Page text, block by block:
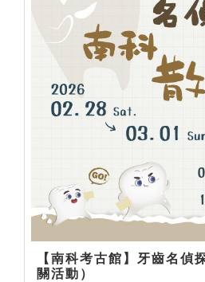
【南科考古館】牙齒名偵
關活動）